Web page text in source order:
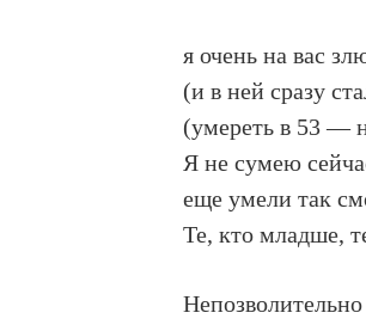
я очень на вас
(и в ней сразу
(умереть в 53 —
Я не сумею
еще умели так
Те, кто младше,